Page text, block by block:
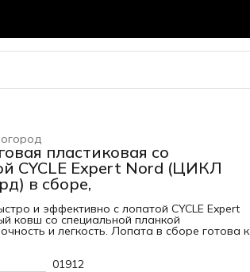
пластиковая со
CYCLE Expert Nord (ЦИКЛ
в сборе,
и эффективно с лопатой CYCLE Expert
ковш со специальной планкой
и легкость. Лопата в сборе готова к
01912